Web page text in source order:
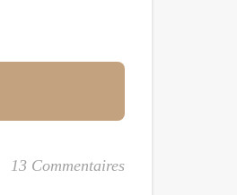
13 Commentaires